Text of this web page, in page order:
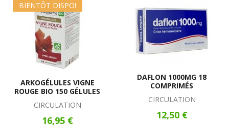
BIENTÔT DISPO!
ARKOGÉLULES VIGNE
ROUGE BIO 150 GÉLULES
CIRCULATION
16,95 €
DAFLON 1000MG 18
COMPRIMÉS
CIRCULATION
12,50 €